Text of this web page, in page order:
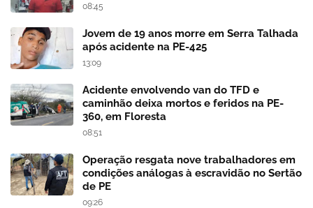
08:45
Jovem de 19 anos morre em Serra Talhada
após acidente na PE-425
13:09
Acidente envolvendo van do TFD e
caminhão deixa mortos e feridos na PE-
360, em Floresta
08:51
Operação resgata nove trabalhadores em
condições análogas à escravidão no Sertão
de PE
09:26